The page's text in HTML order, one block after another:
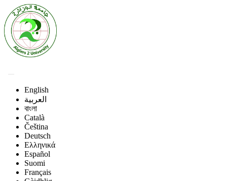
English
العربية
বাংলা
Català
Čeština
Deutsch
Ελληνικά
Español
Suomi
Français